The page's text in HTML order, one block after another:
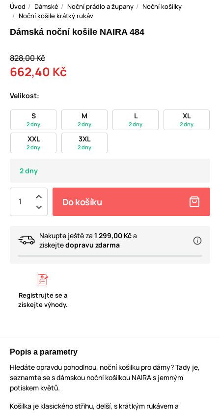
Úvod Dámské Noční prádlo a župany
Noční košilky
Noční košile krátký rukáv
Dámská noční košile NAIRA 484
828,00 Kč
662,40 Kč
Velikost:
S
2 dny
M
2 dny
L
2 dny
XL
2 dny
XXL
2 dny
3XL
2 dny
2 dny
Do košíku
Nakupte ještě za 1 299,00 Kča
získejtedopravu zdarma
Registrujte se a
získejte výhody.
Popis a parametry
Hledáte opravdu pohodlnou, noční košilku pro dámy? Tady je,
seznamte se s dámskou noční košilkou NAIRA s jemným
potiskem květů.
Košilka je klasického střihu, delší, s krátkým rukávem a